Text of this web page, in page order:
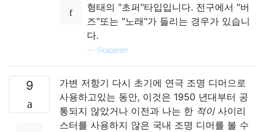
형태의 "초퍼"타입입니다. 전구에서 "버
즈"또는 "노래"가 들리는 경우가 있습니
다.
— Skaperen
9
가변 저항기 다시 초기에 연극 조명 디머으로
사용하고있는 동안, 이것은 1950 년대부터 공
통되지 않았거나 이전과 나는 한 적이사이리
스터를 사용하지 않은 국내 조명 디머를 볼 수